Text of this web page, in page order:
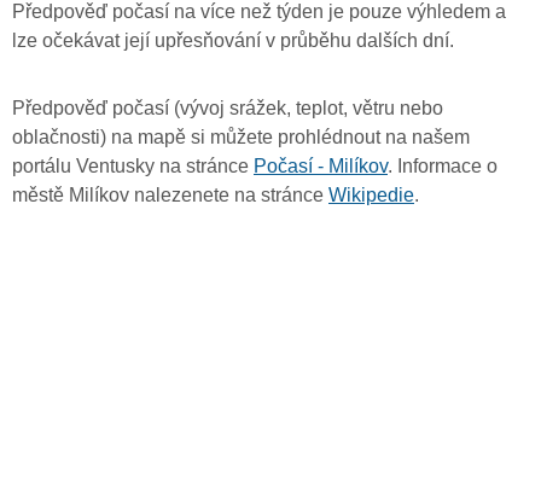
Předpověď počasí na více než týden je pouze výhledem a
lze očekávat její upřesňování v průběhu dalších dní.
Předpověď počasí (vývoj srážek, teplot, větru nebo
oblačnosti) na mapě si můžete prohlédnout na našem
portálu Ventusky na stránce Počasí - Milíkov. Informace o
městě Milíkov nalezenete na stránce Wikipedie.